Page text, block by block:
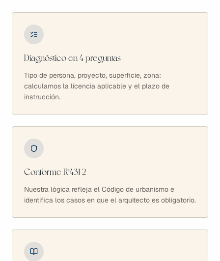
Diagnóstico en 4 preguntas
Tipo de persona, proyecto, superficie, zona:
calculamos la licencia aplicable y el plazo de
instrucción.
Conforme R*431-2
Nuestra lógica refleja el Código de urbanismo e
identifica los casos en que el arquitecto es obligatorio.